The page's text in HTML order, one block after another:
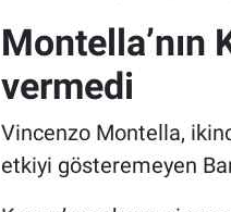
Montella’nın
vermedi
Vincenzo Montella,
etkiyi gösteremeyen